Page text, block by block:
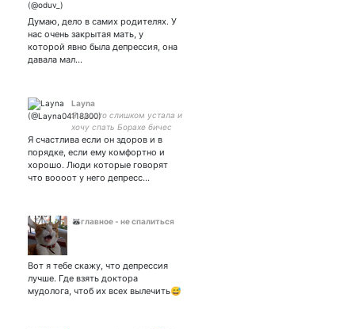
Dr. Киsка // она, еë // #ПРЛ
#NA #Israel // ресурсность
75/100 ||
Думаю, дело в самих родителях. У
нас очень закрытая мать, у
которой явно была депрессия, она
давала мал…
Layna
Я просто слишком устала и
хочу спать Борахе бичес
💜💜💜💜💜💜💜
Я счастлива если он здоров и в
порядке, если ему комфортно и
хорошо. Люди которые говорят
что воооот у него депресс…
🦝главное - не спалиться
Вот я тебе скажу, что депрессия
лучше. Где взять доктора
мудолога, чтоб их всех вылечить😅